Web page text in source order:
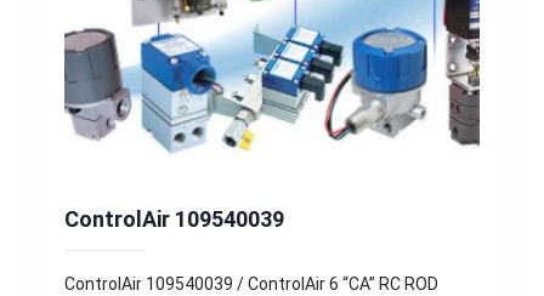
ControlAir 109540039
ControlAir 109540039 / ControlAir 6 “CA” RC ROD